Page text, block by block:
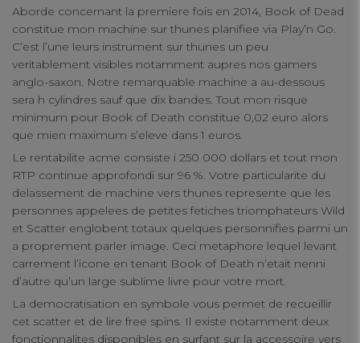
Aborde concernant la premiere fois en 2014, Book of Dead
constitue mon machine sur thunes planifiee via Play’n Go.
C’est l’une leurs instrument sur thunes un peu
veritablement visibles notamment aupres nos gamers
anglo-saxon. Notre remarquable machine a au-dessous
sera h cylindres sauf que dix bandes. Tout mon risque
minimum pour Book of Death constitue 0,02 euro alors
que mien maximum s’eleve dans 1 euros.
Le rentabilite acme consiste i 250 000 dollars et tout mon
RTP continue approfondi sur 96 %. Votre particularite du
delassement de machine vers thunes represente que les
personnes appelees de petites fetiches triomphateurs Wild
et Scatter englobent totaux quelques personnifies parmi un
a proprement parler image. Ceci metaphore lequel levant
carrement l’icone en tenant Book of Death n’etait nenni
d’autre qu’un large sublime livre pour votre mort.
La democratisation en symbole vous permet de recueillir
cet scatter et de lire free spins. Il existe notamment deux
fonctionnalites disponibles en surfant sur la accessoire vers